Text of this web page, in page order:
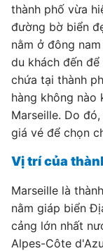
thành phố vừa
đường bờ biển
nằm ở đông
du khách đến
chứa tại thành
hàng không nào
Marseille. Do
giá vé để chọn
Vị trí của
Marseille là
nằm giáp biển
cảng lớn nhất
Alpes-Côte